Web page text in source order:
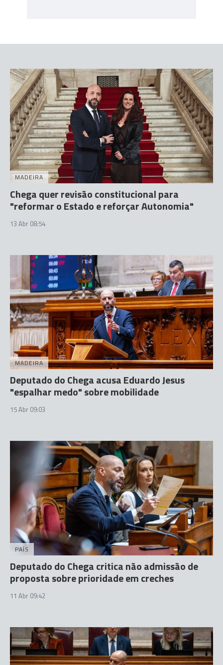
MADEIRA
Chega quer revisão constitucional para
"reformar o Estado e reforçar Autonomia"
13 Abr 08:54
MADEIRA
Deputado do Chega acusa Eduardo Jesus
"espalhar medo" sobre mobilidade
15 Abr 09:03
PAÍS
Deputado do Chega critica não admissão de
proposta sobre prioridade em creches
11 Abr 09:42